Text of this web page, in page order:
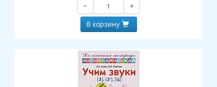
−
+
В корзину